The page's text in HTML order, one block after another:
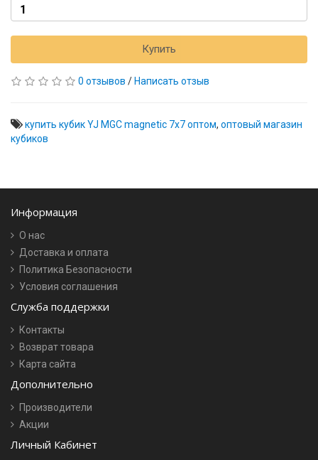
Купить
0 отзывов / Написать отзыв
купить кубик YJ MGC magnetic 7x7 оптом, оптовый магазин
кубиков
Информация
О нас
Доставка и оплата
Политика Безопасности
Условия соглашения
Служба поддержки
Контакты
Возврат товара
Карта сайта
Дополнительно
Производители
Акции
Личный Кабинет